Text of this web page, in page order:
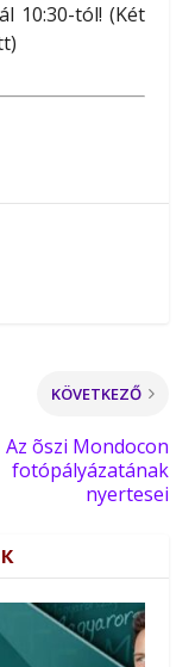
10:30-tól! (Két
KÖVETKEZŐ
Az õszi Mondocon
fotópályázatának
nyertesei